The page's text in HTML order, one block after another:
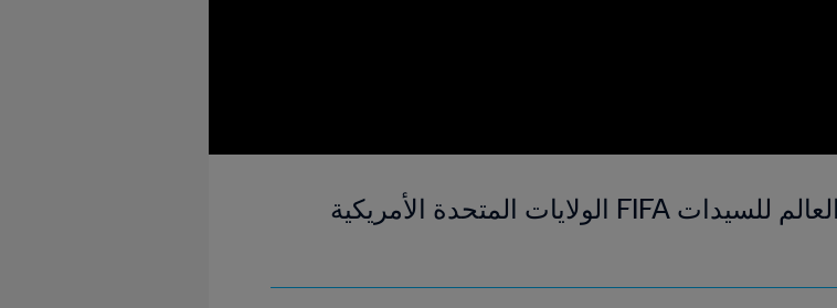
أستراليا و غانا | المجموعة ٤ | كأس العالم للسيدات FIFA الولايات المتحدة الأمريكية